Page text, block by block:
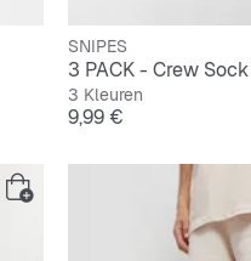
SNIPES
3 PACK - Crew Sock
3 Kleuren
Prijs
9,99 €